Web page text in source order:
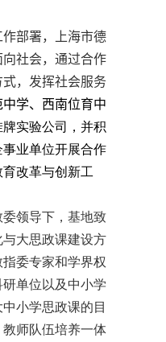
部署，上海市德
社会，通过合作
，发挥社会服务
学、西南位育中
牌实验公司，并积
业单位开展合作
改革与创新工
领导下，基地致
大思政课建设方
委专家和学界权
单位以及中小学
小学思政课的目
师队伍培养一体